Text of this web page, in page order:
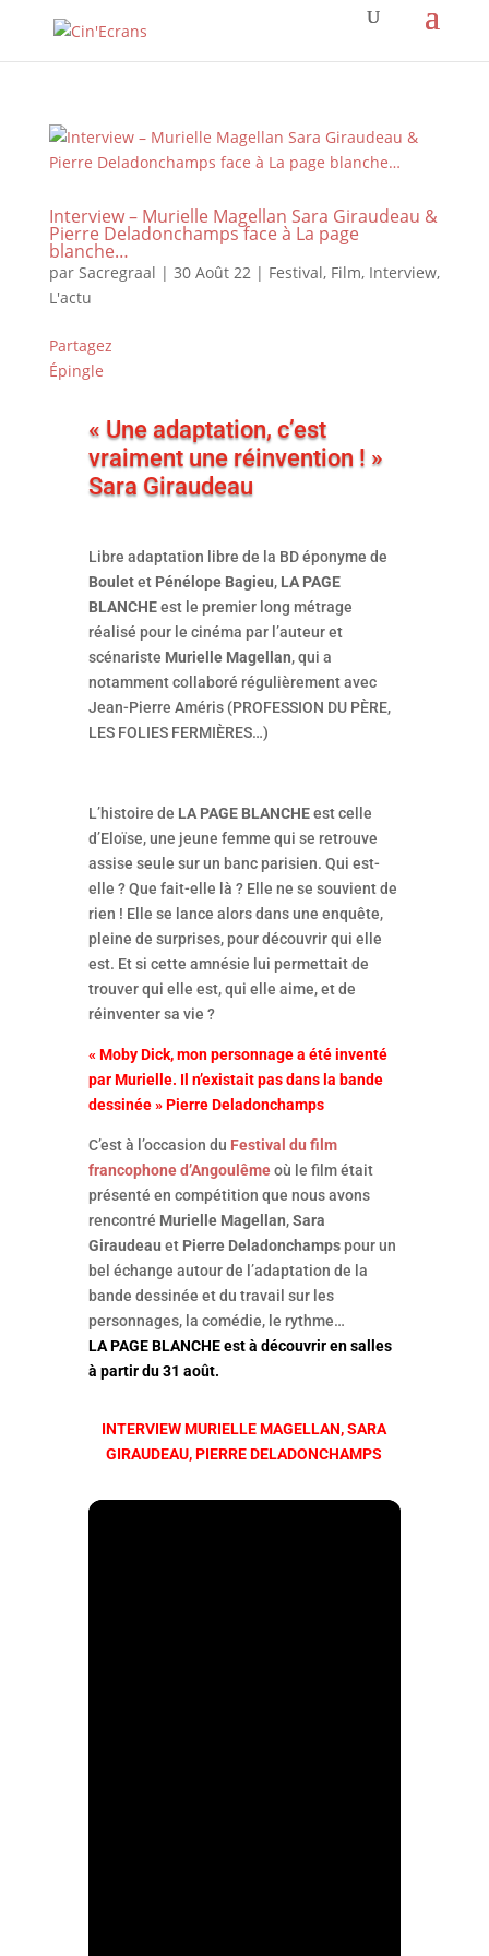
Interview – Murielle Magellan Sara Giraudeau &
Pierre Deladonchamps face à La page
blanche…
par Sacregraal | 30 Août 22| Festival, Film, Interview,
L'actu
Partagez
Épingle
« Une adaptation, c’est
vraiment une réinvention ! »
Sara Giraudeau
Libre adaptation libre de la BD éponyme de
Bouletet Pénélope Bagieu,LA PAGE
BLANCHEest le premier long métrage
réalisé pour le cinéma par l’auteur et
scénariste Murielle Magellan, qui a
notamment collaboré régulièrement avec
Jean-Pierre Améris (PROFESSION DU PÈRE,
LES FOLIES FERMIÈRES…)
L’histoire de LA PAGE BLANCHEest celle
d’Eloïse, une jeune femme qui se retrouve
assise seule sur un banc parisien. Qui est-
elle ? Que fait-elle là ? Elle ne se souvient de
rien ! Elle se lance alors dans une enquête,
pleine de surprises, pour découvrir qui elle
est. Et si cette amnésie lui permettait de
trouver qui elle est, qui elle aime, et de
réinventer sa vie ?
« Moby Dick, mon personnage a été inventé
par Murielle. Il n’existait pas dans la bande
dessinée » Pierre Deladonchamps
C’est à l’occasion du Festival du film
francophone d’Angoulêmeoù le film était
présenté en compétition que nous avons
rencontré Murielle Magellan,Sara
Giraudeau et Pierre Deladonchampspour un
bel échange autour de l’adaptation de la
bande dessinée et du travail sur les
personnages, la comédie, le rythme…
LA PAGE BLANCHE est à découvrir en salles
à partir du 31 août.
INTERVIEW MURIELLE MAGELLAN, SARA
GIRAUDEAU, PIERRE DELADONCHAMPS